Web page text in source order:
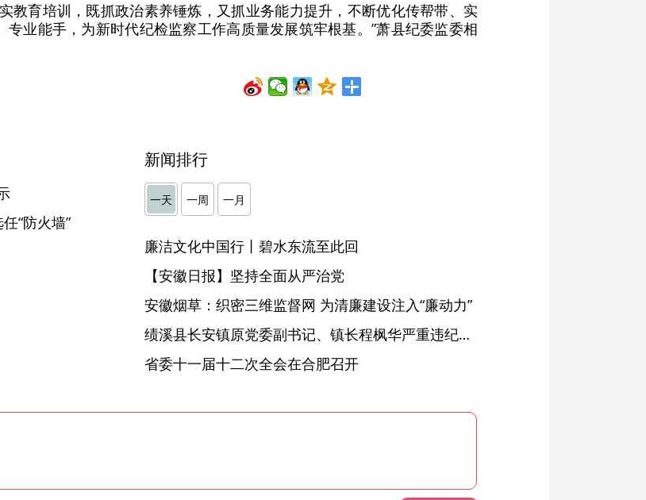
教育培训，既抓政治素养锤炼，又抓业务能力提升，不断优化传帮带、实
业能手，为新时代纪检监察工作高质量发展筑牢根基。”萧县纪委监委相
“防火墙”
新闻排行
一天 一周 一月
廉洁文化中国行丨碧水东流至此回
【安徽日报】坚持全面从严治党
安徽烟草：织密三维监督网 为清廉建设注入“廉动力”
绩溪县长安镇原党委副书记、镇长程枫华严重违纪违法被开除党籍和公职
省委十一届十二次全会在合肥召开